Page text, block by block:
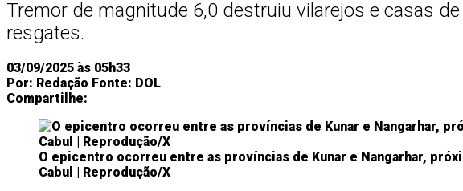
Tremor de magnitude 6,0 destruiu vilarejos e casas
resgates.
03/09/2025 às 05h33
Por: Redação Fonte: DOL
Compartilhe:
O epicentro ocorreu entre as províncias de Kunar e Nangarhar,
Cabul | Reprodução/X